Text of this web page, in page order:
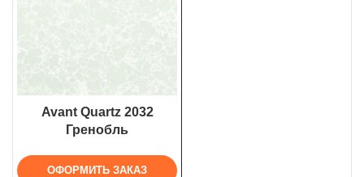
Avant Quartz 2032
Гренобль
ОФОРМИТЬ ЗАКАЗ